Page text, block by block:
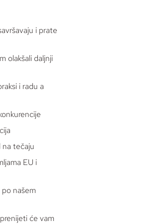
i prate
olakšali daljnji
i radu a
na tečaju
EU i
našem
će vam